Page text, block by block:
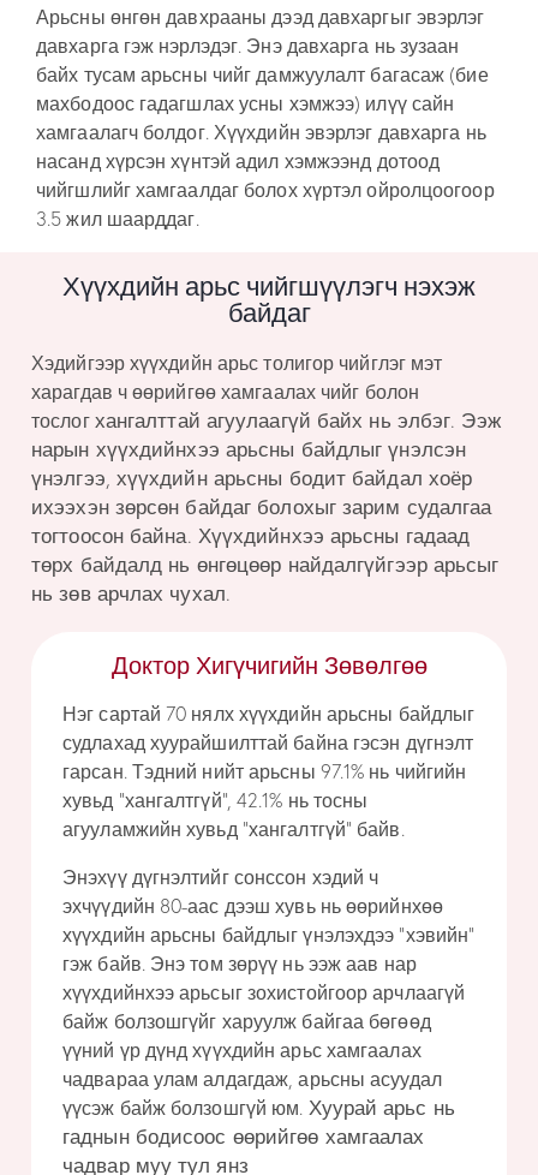
Арьсны өнгөн давхрааны дээд давхаргыг эвэрлэг
давхарга гэж нэрлэдэг. Энэ давхарга нь зузаан
байх тусам арьсны чийг дамжуулалт багасаж (бие
махбодоос гадагшлах усны хэмжээ) илүү сайн
хамгаалагч болдог. Хүүхдийн эвэрлэг давхарга нь
насанд хүрсэн хүнтэй адил хэмжээнд дотоод
чийгшлийг хамгаалдаг болох хүртэл ойролцоогоор
3.5 жил шаарддаг.
Хүүхдийн арьс чийгшүүлэгч нэхэж
байдаг
Хэдийгээр хүүхдийн арьс толигор чийглэг мэт
харагдав ч өөрийгөө хамгаалах чийг болон
тослог хангалттай агуулаагүй байх нь элбэг. Ээж
нарын хүүхдийнхээ арьсны байдлыг үнэлсэн
үнэлгээ, хүүхдийн арьсны бодит байдал хоёр
ихээхэн зөрсөн байдаг болохыг зарим судалгаа
тогтоосон байна. Хүүхдийнхээ арьсны гадаад
төрх байдалд нь өнгөцөөр найдалгүйгээр арьсыг
нь зөв арчлах чухал.
Доктор Хигүчигийн Зөвөлгөө
Нэг сартай 70 нялх хүүхдийн арьсны байдлыг
судлахад хуурайшилттай байна гэсэн дүгнэлт
гарсан. Тэдний нийт арьсны 97.1% нь чийгийн
хувьд “хангалтгүй”, 42.1% нь тосны
агууламжийн хувьд “хангалтгүй” байв.
Энэхүү дүгнэлтийг сонссон хэдий ч
эхчүүдийн 80-аас дээш хувь нь өөрийнхөө
хүүхдийн арьсны байдлыг үнэлэхдээ “хэвийн”
гэж байв. Энэ том зөрүү нь ээж аав нар
хүүхдийнхээ арьсыг зохистойгоор арчлаагүй
байж болзошгүйг харуулж байгаа бөгөөд
үүний үр дүнд хүүхдийн арьс хамгаалах
чадвараа улам алдагдаж, арьсны асуудал
үүсэж байж болзошгүй юм. Хуурай арьс нь
гаднын бодисоос өөрийгөө хамгаалах
чадвар муу тул янз